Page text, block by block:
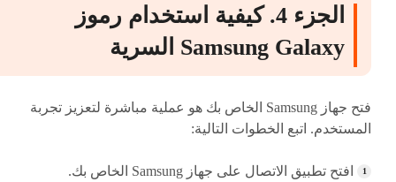
الجزء 4. كيفية استخدام رموز
Samsung Galaxy السرية
فتح جهاز Samsung الخاص بك هو عملية مباشرة لتعزيز تجربة
المستخدم. اتبع الخطوات التالية:
افتح تطبيق الاتصال على جهاز Samsung الخاص بك.